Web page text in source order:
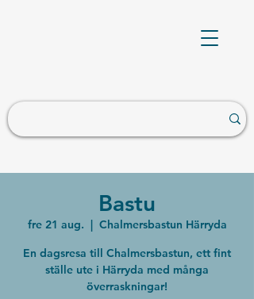
Bastu
fre 21 aug.
  |
Chalmersbastun Härryda
En dagsresa till Chalmersbastun, ett fint
ställe ute i Härryda med många
överraskningar!